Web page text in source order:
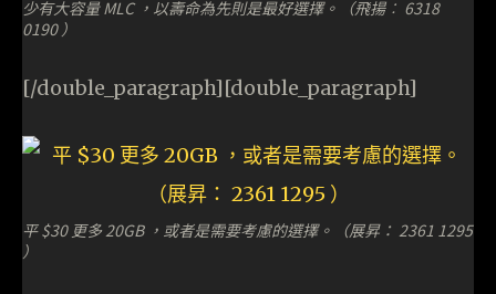
少有大容量 MLC ，以壽命為先則是最好選擇。（飛揚︰ 6318
0190 ）
[/double_paragraph][double_paragraph]
平 $30 更多 20GB ，或者是需要考慮的選擇。（展昇： 2361 1295
）